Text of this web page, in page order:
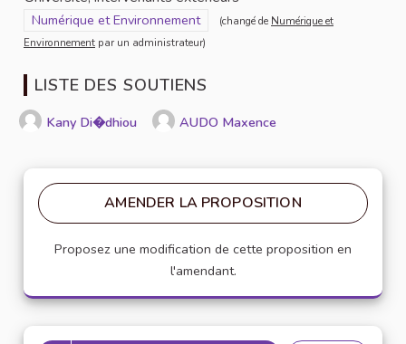
Filtrer les résultats pour le secteur : Numérique et
Numérique et Environnement (changé de Numérique et
Environnement par un administrateur)
LISTE DES SOUTIENS
Kany Di�dhiou AUDO Maxence
AMENDER LA PROPOSITION
Proposez une modification de cette proposition en
l'amendant.